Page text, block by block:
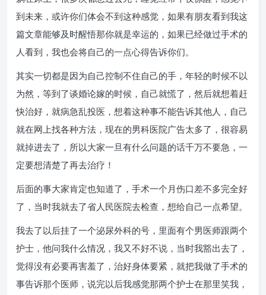
到未来，或许你们体会不到这种感觉，如果有朋友看到我这
篇文章能够及时醒悟那你就是幸运的，如果已经做过手术的
人看到，我也会将自己的一点心得告诉你们。
其实一切都是因为自己控制不住自己的手，年轻的时候不以
为然，等到了谈婚论嫁的时候，自己就慌了，然后就想着赶
快治好，就病急乱投医，想着这种事不能告诉其他人，自己
就在网上找各种方法，现在的男科医院广告太多了，很容易
就掉进去了，所以大家一旦有什么问题的话千万不要急，一
定要想清楚了再去治疗！
后面的事大家肯定也知道了，手术一个月伤口差不多完全好
了，当时我就去了省人民医院去检查，想给自己一点希望。
我去了以后挂了一个泌尿外科的号，里面有个男医师跟两个
护士，他问我什么情况，我又不好不说，当时我豁出去了，
觉得没有必要再害羞了，治好身体要紧，就把我做了手术的
事告诉那个医师，说完以后我感觉那两个护士在那里笑我，